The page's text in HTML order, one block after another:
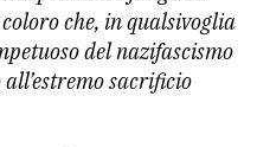
che, in qualsivoglia
del nazifascismo
sacrificio